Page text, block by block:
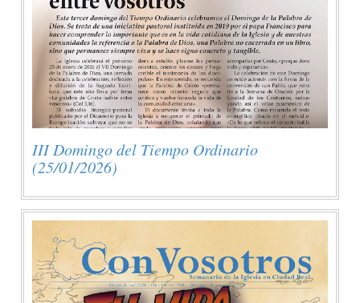
III Domingo del Tiempo Ordinario
(25/01/2026)